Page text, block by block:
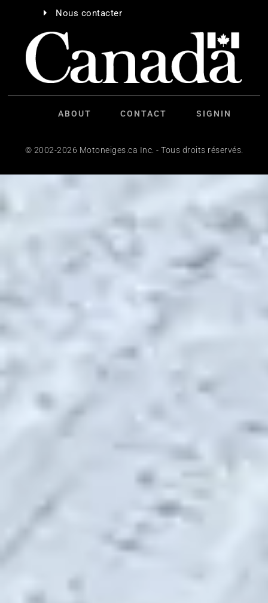
Nous contacter
ABOUT CONTACT SIGNIN
© 2002-2026 Motoneiges.ca Inc. - Tous droits réservés.